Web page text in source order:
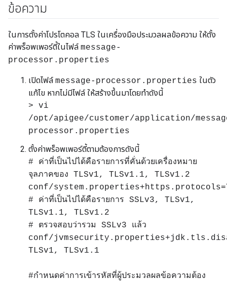
ข้อความ
ในการตั้งค่าโปรโตคอล TLS ในเครื่องมือประมวลผลข้อความ ให้ตั้ง
ค่าพร็อพเพอร์ตี้ในไฟล์ message-
processor.properties
เปิดไฟล์ message-processor.properties ในตัว
แก้ไข หากไม่มีไฟล์ ให้สร้างขึ้นมาโดยทำดังนี้
> vi
/opt/apigee/customer/application/
processor.properties
ตั้งค่าพร็อพเพอร์ตี้ตามต้องการดังนี้
# ค่าที่เป็นไปได้คือรายการที่คั่นด้วยเครื่องหมาย
จุลภาคของ TLSv1, TLSv1.1, TLSv1.2
conf/
# ค่าที่เป็นไปได้คือรายการ SSLv3, TLSv1,
TLSv1.1, TLSv1.2
# ตรวจสอบว่ารวม SSLv3 แล้ว
conf/
TLSv1, TLSv1.1
#กำหนดค่าการเข้ารหัสที่ผู้ประมวลผลข้อความต้อง